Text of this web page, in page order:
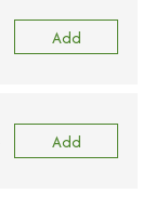
Add
Add